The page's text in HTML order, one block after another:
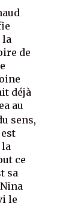
la
de
déjà
au
sens,
ce
sa
le